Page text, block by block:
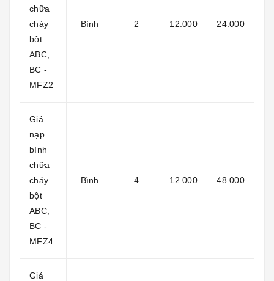
chữa
cháy
bột
ABC,
BC -
MFZ2
Bình 2 12.000 24.000
Giá
nạp
bình
chữa
cháy
bột
ABC,
BC -
MFZ4
Bình 4 12.000 48.000
Giá